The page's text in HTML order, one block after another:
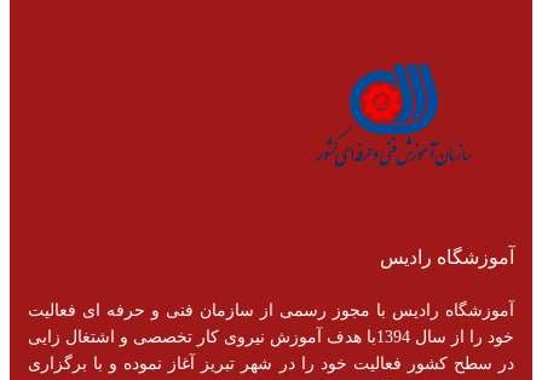
آموزشگاه رادیس
آموزشگاه رادیس با مجوز رسمی از سازمان فنی و حرفه ای فعالیت
خود را از سال 1394با هدف آموزش نیروی کار تخصصی و اشتغال زایی
در سطح کشور فعالیت خود را در شهر تبریز آغاز نموده و با برگزاری